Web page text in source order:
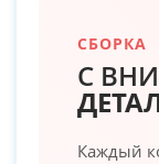
СБОРКА
С
Каждый